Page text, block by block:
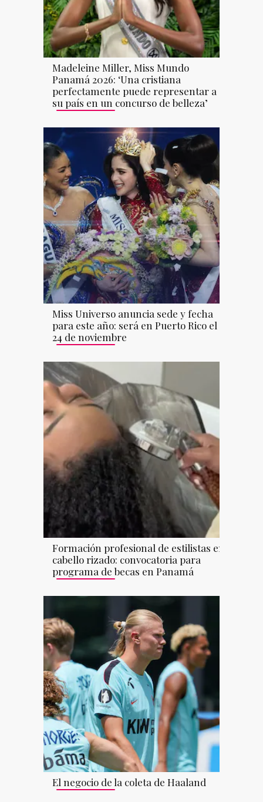
Madeleine Miller, Miss Mundo
Panamá 2026: ‘Una cristiana
perfectamente puede representar a
su país en un concurso de belleza’
Miss Universo anuncia sede y fecha
para este año: será en Puerto Rico el
24 de noviembre
Formación profesional de estilistas en
cabello rizado: convocatoria para
programa de becas en Panamá
El negocio de la coleta de Haaland